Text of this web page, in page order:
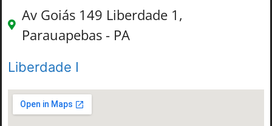
Av Goiás 149 Liberdade 1,
Parauapebas - PA
Liberdade I